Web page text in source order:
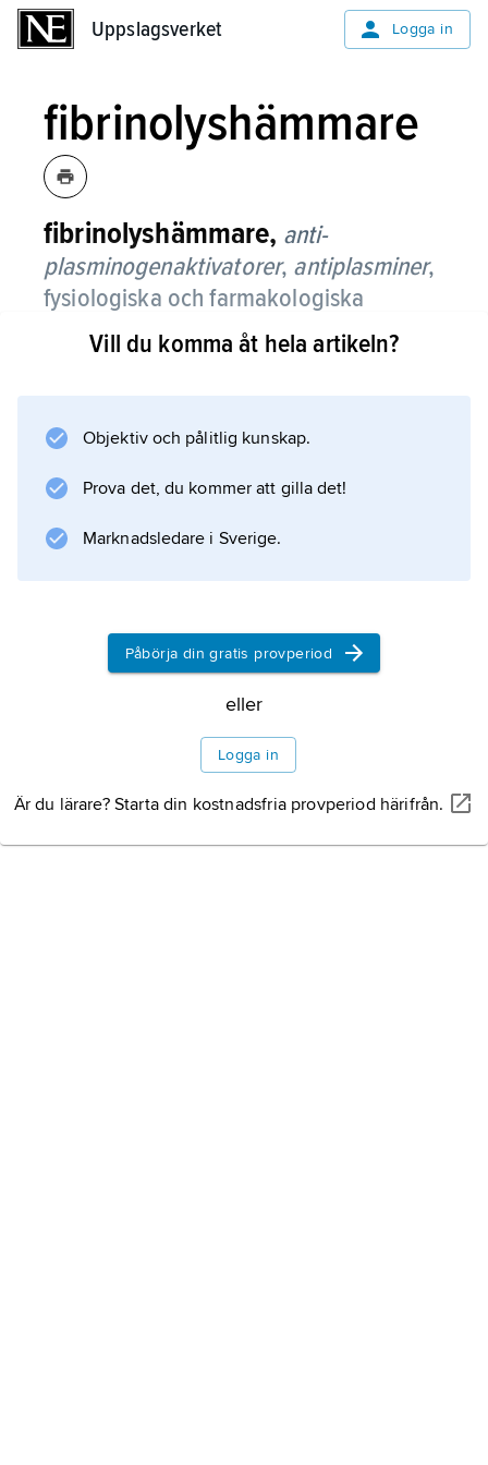
Uppslagsverket Logga in
fibrinolyshämmare
fibrinolyshämmare, anti-
plasminogenaktivatorer, antiplasminer,
fysiologiska och farmakologiska
substanser som hämmar uppkomsten
av fibrinolys.
®
och ges vid vissa former av
blödningsbenägenhet.
Information om artikeln
Vill du komma åt hela artikeln?
Objektiv och pålitlig kunskap.
Prova det, du kommer att gilla det!
Marknadsledare i Sverige.
Påbörja din gratis provperiod
eller
Logga in
Är du lärare? Starta din kostnadsfria provperiod härifrån.